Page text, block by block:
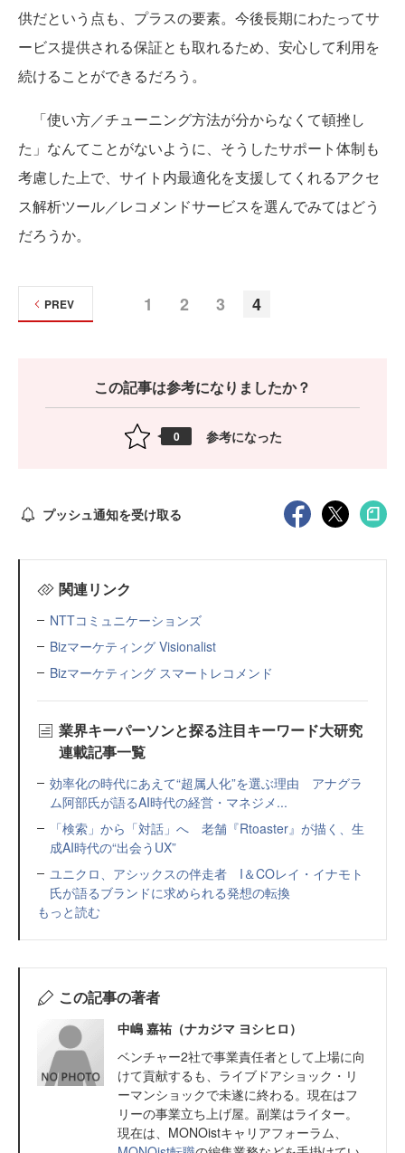
供だという点も、プラスの要素。今後長期にわたってサ
ービス提供される保証とも取れるため、安心して利用を
続けることができるだろう。
「使い方／チューニング方法が分からなくて頓挫し
た」なんてことがないように、そうしたサポート体制も
考慮した上で、サイト内最適化を支援してくれるアクセ
ス解析ツール／レコメンドサービスを選んでみてはどう
だろうか。
1 2 3 4
PREV
この記事は参考になりましたか？
0 参考になった
プッシュ通知を受け取る
関連リンク
NTTコミュニケーションズ
Bizマーケティング Visionalist
Bizマーケティング スマートレコメンド
業界キーパーソンと探る注目キーワード大研究
連載記事一覧
効率化の時代にあえて“超属人化”を選ぶ理由 アナグラ
ム阿部氏が語るAI時代の経営・マネジメ...
「検索」から「対話」へ 老舗『Rtoaster』が描く、生
成AI時代の“出会うUX”
ユニクロ、アシックスの伴走者 I＆COレイ・イナモト
氏が語るブランドに求められる発想の転換
もっと読む
この記事の著者
中嶋 嘉祐（ナカジマ ヨシヒロ）
ベンチャー2社で事業責任者として上場に向
けて貢献するも、ライブドアショック・リ
ーマンショックで未遂に終わる。現在はフ
リーの事業立ち上げ屋。副業はライター。
現在は、MONOistキャリアフォーラム、